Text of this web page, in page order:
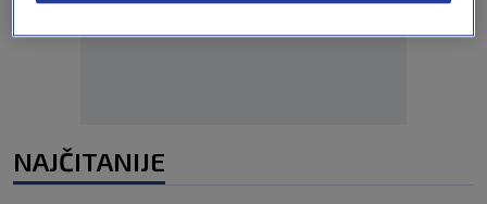
NAJČITANIJE